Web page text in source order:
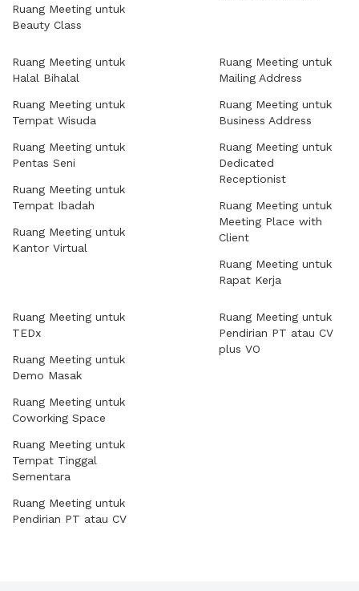
Ruang Meeting untuk
Beauty Class
Ruang Meeting untuk
Halal Bihalal
Ruang Meeting untuk
Tempat Wisuda
Ruang Meeting untuk
Pentas Seni
Ruang Meeting untuk
Tempat Ibadah
Ruang Meeting untuk
Kantor Virtual
Ruang Meeting untuk
Mailing Address
Ruang Meeting untuk
Business Address
Ruang Meeting untuk
Dedicated
Receptionist
Ruang Meeting untuk
Meeting Place with
Client
Ruang Meeting untuk
Rapat Kerja
Ruang Meeting untuk
TEDx
Ruang Meeting untuk
Demo Masak
Ruang Meeting untuk
Coworking Space
Ruang Meeting untuk
Tempat Tinggal
Sementara
Ruang Meeting untuk
Pendirian PT atau CV
Ruang Meeting untuk
Pendirian PT atau CV
plus VO